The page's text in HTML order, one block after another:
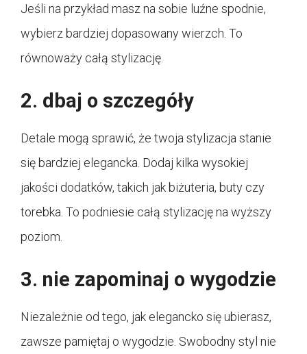
Jeśli na przykład masz na sobie luźne spodnie,
wybierz bardziej dopasowany wierzch. To
równoważy całą stylizację.
2. dbaj o szczegóły
Detale mogą sprawić, że twoja stylizacja stanie
się bardziej elegancka. Dodaj kilka wysokiej
jakości dodatków, takich jak biżuteria, buty czy
torebka. To podniesie całą stylizację na wyższy
poziom.
3. nie zapominaj o wygodzie
Niezależnie od tego, jak elegancko się ubierasz,
zawsze pamiętaj o wygodzie. Swobodny styl nie